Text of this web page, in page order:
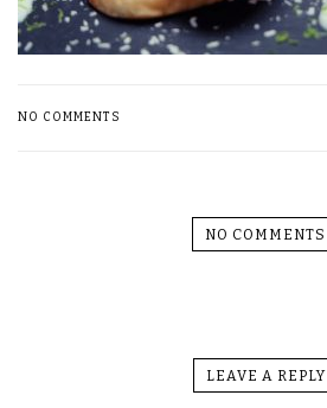
NO COMMENTS
NO COMMENTS
LEAVE A REPLY